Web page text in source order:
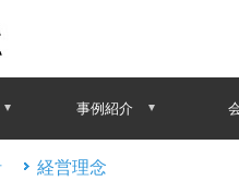
事例紹介
経営理念